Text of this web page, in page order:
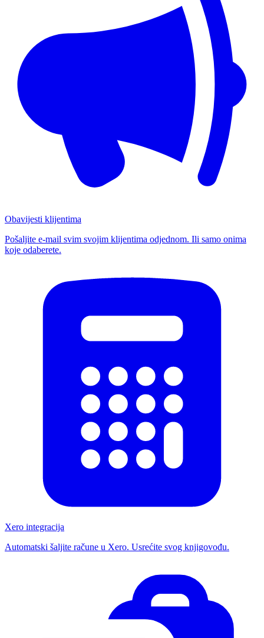
Obavijesti klijentima
Pošaljite e-mail svim svojim klijentima odjednom. Ili samo onima
koje odaberete.
Xero integracija
Automatski šaljite račune u Xero. Usrećite svog knjigovođu.